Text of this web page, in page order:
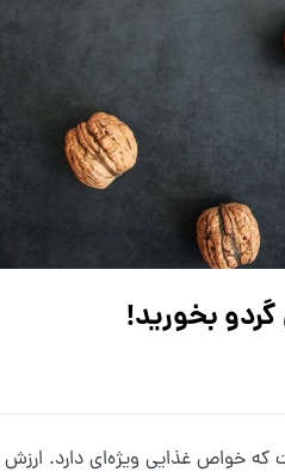
گردو بخورید!
خواص غذایی ویژه‌ای دارد. ارزش